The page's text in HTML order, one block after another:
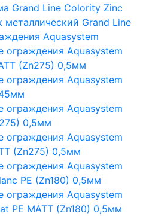
Grand Line Colority Zinc
металлический Grand Line
Aquasystem
ограждения Aquasystem
(Zn275) 0,5мм
ограждения Aquasystem
ограждения Aquasystem
0,5мм
ограждения Aquasystem
(Zn275) 0,5мм
ограждения Aquasystem
PE (Zn180) 0,5мм
ограждения Aquasystem
PE MATT (Zn180) 0,5мм